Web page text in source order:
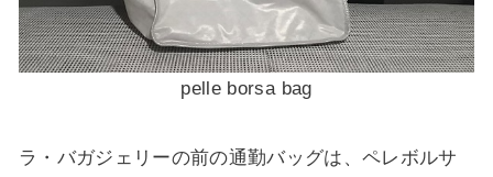
pelle borsa bag
ラ・バガジェリーの前の通勤バッグは、ペレボルサ